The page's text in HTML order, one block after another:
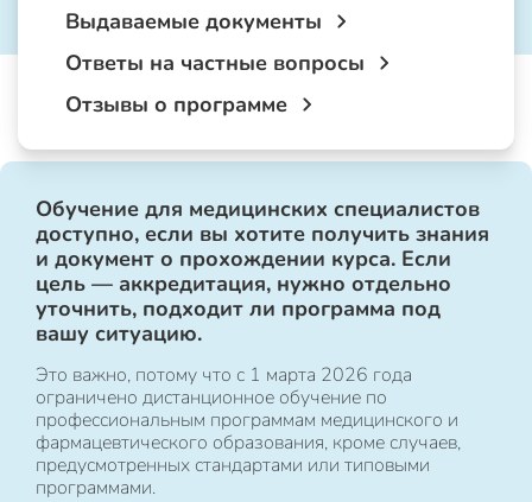
Выдаваемые документы
Ответы на частные вопросы
Отзывы о программе
Обучение для медицинских специалистов
доступно, если вы хотите получить знания
и документ о прохождении курса. Если
цель — аккредитация, нужно отдельно
уточнить, подходит ли программа под
вашу ситуацию.
Это важно, потому что с 1 марта 2026 года
ограничено дистанционное обучение по
профессиональным программам медицинского и
фармацевтического образования, кроме случаев,
предусмотренных стандартами или типовыми
программами.